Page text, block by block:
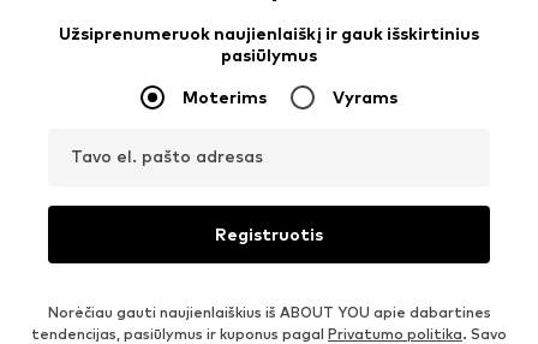
Užsiprenumeruok naujienlaiškį ir gauk išskirtinius
pasiūlymus
Moterims Vyrams
Tavo el. pašto adresas
Registruotis
Norėčiau gauti naujienlaiškius iš ABOUT YOU apie dabartines
tendencijas, pasiūlymus ir kuponus pagal Privatumo politika. Savo